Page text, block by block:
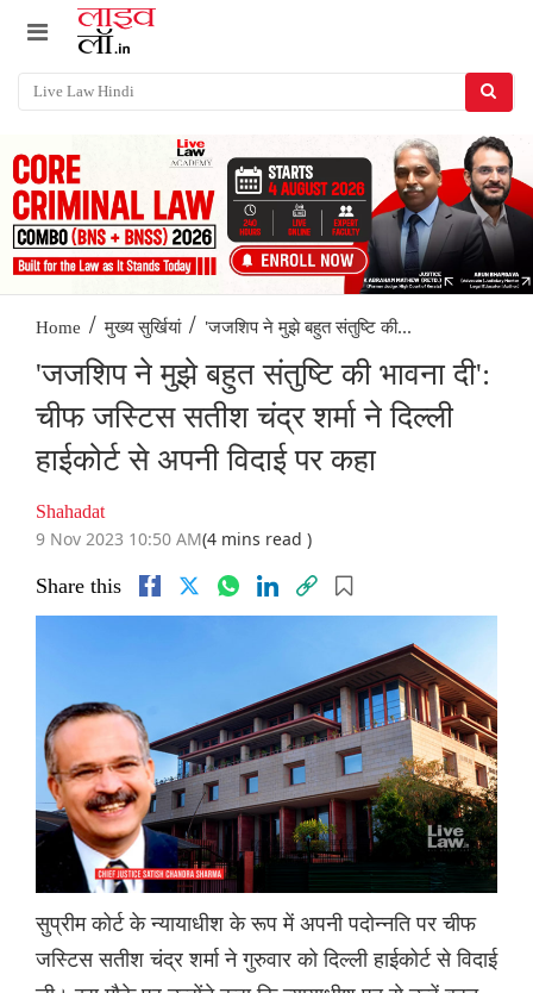
Home / मुख्य सुर्खियां / 'जजशिप ने मुझे बहुत संतुष्टि की...
'जजशिप ने मुझे बहुत संतुष्टि की भावना दी':
चीफ जस्टिस सतीश चंद्र शर्मा ने दिल्ली
हाईकोर्ट से अपनी विदाई पर कहा
Shahadat
9 Nov 2023 10:50 AM(4 mins read )
Share this
सुप्रीम कोर्ट के न्यायाधीश के रूप में अपनी पदोन्नति पर चीफ
जस्टिस सतीश चंद्र शर्मा ने गुरुवार को दिल्ली हाईकोर्ट से विदाई